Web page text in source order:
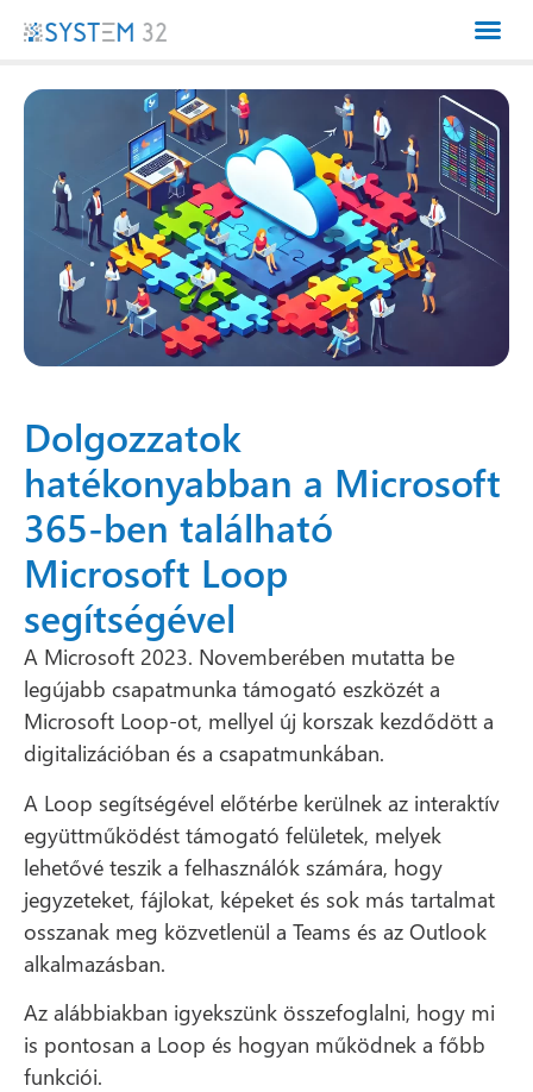
Dolgozzatok
hatékonyabban a Microsoft
365-ben található
Microsoft Loop
segítségével
A Microsoft 2023. Novemberében mutatta be
legújabb csapatmunka támogató eszközét a
Microsoft Loop-ot, mellyel új korszak kezdődött a
digitalizációban és a csapatmunkában.
A Loop segítségével előtérbe kerülnek az interaktív
együttműködést támogató felületek, melyek
lehetővé teszik a felhasználók számára, hogy
jegyzeteket, fájlokat, képeket és sok más tartalmat
osszanak meg közvetlenül a Teams és az Outlook
alkalmazásban.
Az alábbiakban igyekszünk összefoglalni, hogy mi
is pontosan a Loop és hogyan működnek a főbb
funkciói.